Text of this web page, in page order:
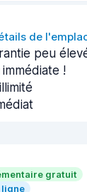
de
peu
!
gratuit
ligne